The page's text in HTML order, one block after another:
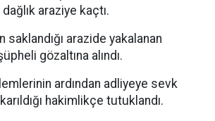
araziye kaçtı.
saklandığı arazide yakalanan
gözaltına alındı.
ardından adliyeye sevk
hakimlikçe tutuklandı.